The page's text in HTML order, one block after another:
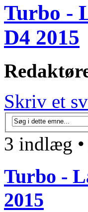
Turbo -
D4 2015
Skriv et
3 indlæg •
Turbo -
2015